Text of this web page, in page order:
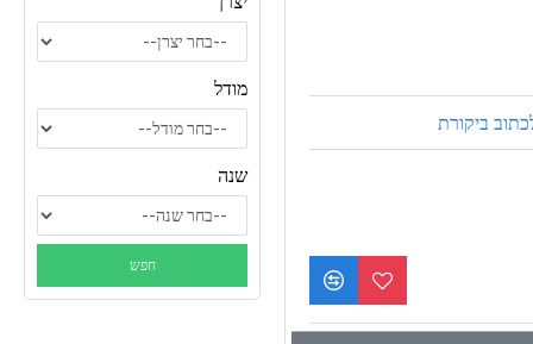
ביקורת
מודל
שנה